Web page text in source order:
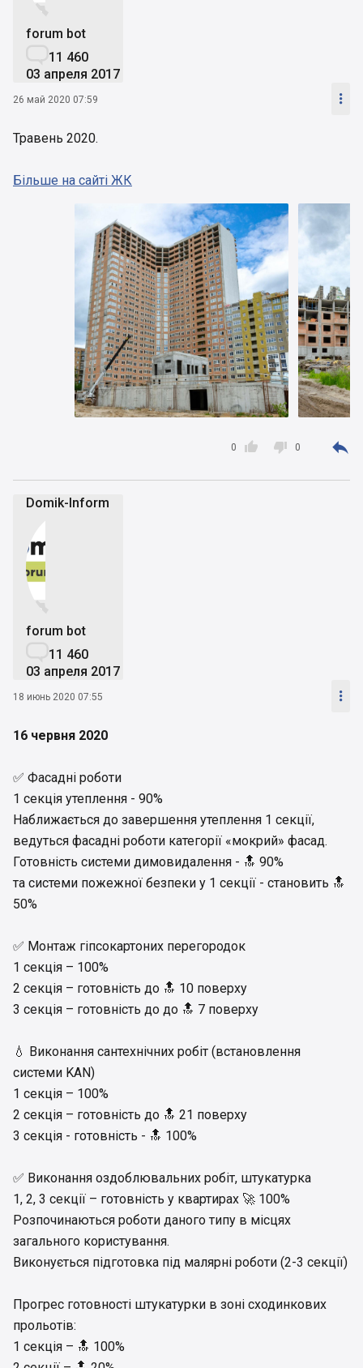


forum bot
11 460
03 апреля 2017
26 май 2020 07:59 
Травень 2020.
Більше на сайті ЖК

0  0 
Domik-Inform


forum bot
11 460
03 апреля 2017
18 июнь 2020 07:55 
16 червня 2020
✅ Фасадні роботи
1 секція утеплення - 90%
Наближається до завершення утеплення 1 секції,
ведуться фасадні роботи категорії «мокрий» фасад.
Готовність системи димовидалення - 🔝 90%
та системи пожежної безпеки у 1 секції - становить 🔝
50%
✅ Монтаж гіпсокартоних перегородок
1 секція – 100%
2 секція – готовність до 🔝 10 поверху
3 секція – готовність до до 🔝 7 поверху
💧 Виконання сантехнічних робіт (встановлення
системи KAN)
1 секція – 100%
2 секція – готовність до 🔝 21 поверху
3 секція - готовність - 🔝 100%
✅ Виконання оздоблювальних робіт, штукатурка
1, 2, 3 секції – готовність у квартирах 🚀 100%
Розпочинаються роботи даного типу в місцях
загального користування.
Виконується підготовка під малярні роботи (2-3 секції)
Прогрес готовності штукатурки в зоні сходинкових
прольотів:
1 секція – 🔝 100%